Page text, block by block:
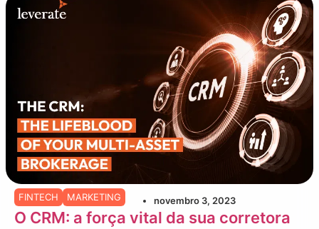
FINTECH MARKETING novembro 3, 2023
O CRM: a força vital da sua corretora